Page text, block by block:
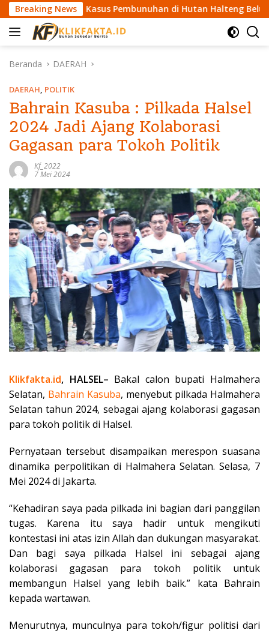
a
Breaking News
Kasus Pembunuhan di Hutan Halteng Belum Terungkap,
Beranda DAERAH
DAERAH, POLITIK
Bahrain Kasuba : Pilkada Halsel
2024 Jadi Ajang Kolaborasi
Gagasan para Tokoh Politik
Kf_2022
7 Mei 2024
Klikfakta.id, HALSEL– Bakal calon bupati Halmahera
Selatan, Bahrain Kasuba, menyebut pilkada Halmahera
Selatan tahun 2024, sebagai ajang kolaborasi gagasan
para tokoh politik di Halsel.
Pernyataan tersebut disampaikan merespon suasana
dinamika perpolitikan di Halmahera Selatan. Selasa, 7
Mei 2024 di Jakarta.
“Kehadiran saya pada pilkada ini bagian dari panggilan
tugas. Karena itu saya hadir untuk mengikuti
kontestasi ini atas izin Allah dan dukungan masyarakat.
Dan bagi saya pilkada Halsel ini sebagai ajang
kolaborasi gagasan para tokoh politik untuk
membangun Halsel yang lebih baik.” kata Bahrain
kepada wartawan.
Menurutnya, munculnya para tokoh/figur politisi dari